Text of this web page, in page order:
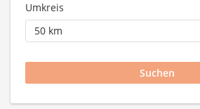
Umkreis